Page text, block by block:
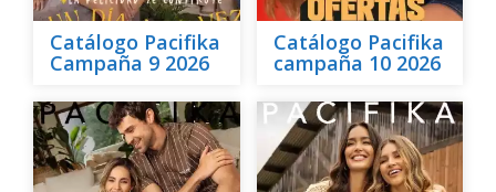
Catálogo Pacifika
Campaña 9 2026
Catálogo Pacifika
campaña 10 2026